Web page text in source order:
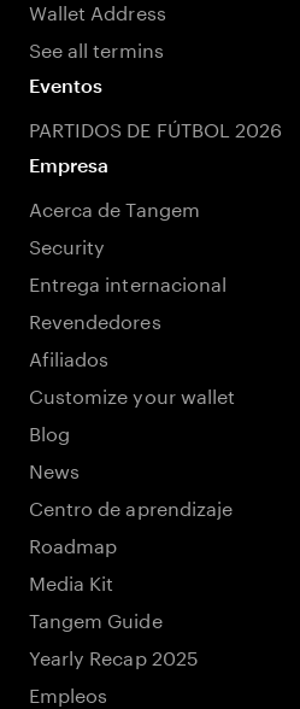
Wallet Address
See all termins
Eventos
PARTIDOS DE FÚTBOL 2026
Empresa
Acerca de Tangem
Security
Entrega internacional
Revendedores
Afiliados
Customize your wallet
Blog
News
Centro de aprendizaje
Roadmap
Media Kit
Tangem Guide
Yearly Recap 2025
Empleos